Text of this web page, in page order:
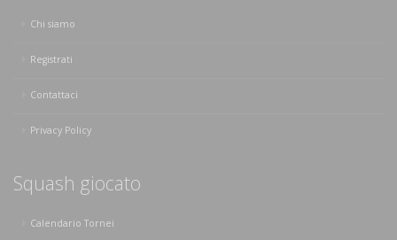
Chi siamo
Registrati
Contattaci
Privacy Policy
Squash giocato
Calendario Tornei